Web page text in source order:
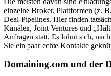
einzelne Broker, Plattformen (z. B.
Deal-Pipelines. Hier finden
Kanälen, Joint Ventures und
Anfragen statt. Es lohnt sich,
Sie ein paar echte Kontakte
Domaining.com und der